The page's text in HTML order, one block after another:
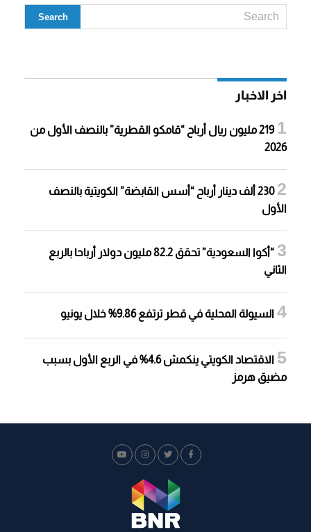
اخر الاخبار
219 مليون ريال أرباح “قامكو القطرية” بالنصف الأول من
2026
230 ألف دينار أرباح “أسس القابضة” الكويتية بالنصف
الأول
“أكوا السعودية” تحقق 82.2 مليون دولار أرباحا بالربع
الثاني
السيولة المحلية في قطر ترتفع 9.86% خلال يونيو
الاقتصاد الكويتي ينكمش 4.6% في الربع الأول بسبب
مضيق هرمز